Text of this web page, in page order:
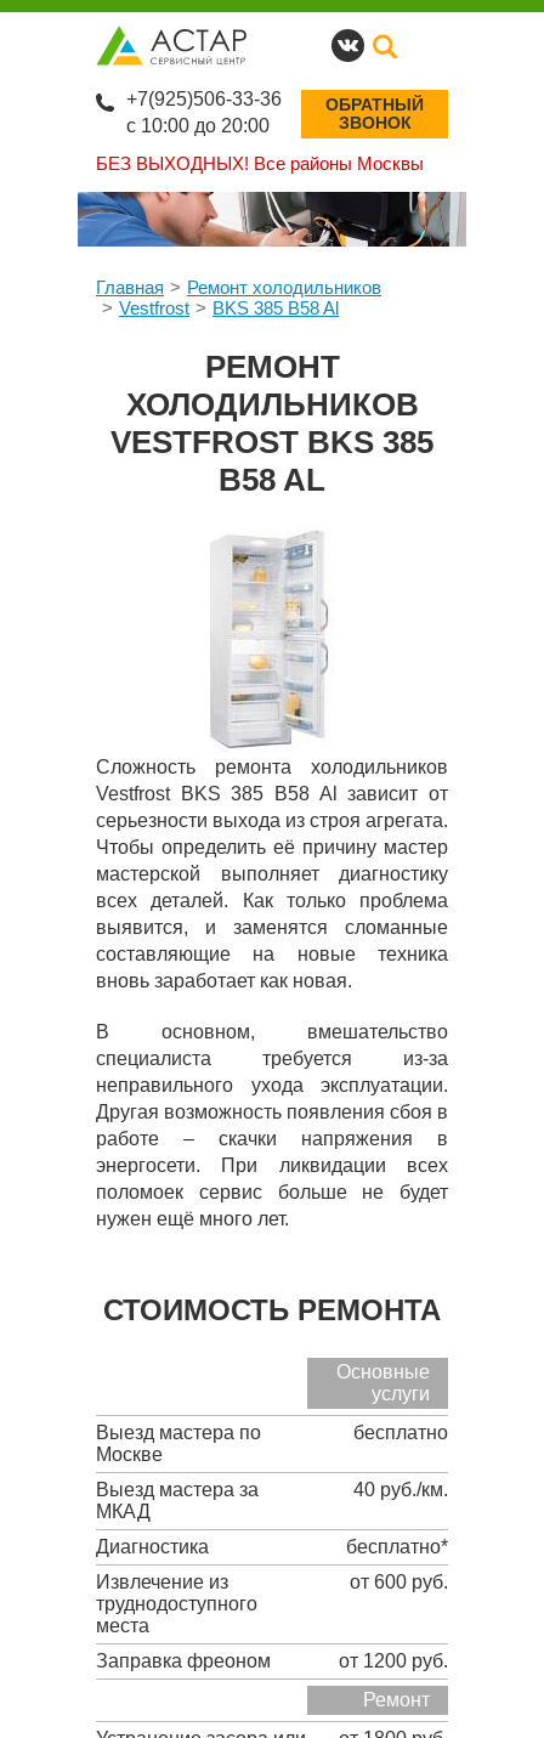
БЕЗ ВЫХОДНЫХ! Все районы Москвы
+7(925)506-33-36
с 10:00 до 20:00
ОБРАТНЫЙ
ЗВОНОК
Главная
Ремонт холодильников
Vestfrost
BKS 385 B58 Al
РЕМОНТ
ХОЛОДИЛЬНИКОВ
VESTFROST BKS 385
B58 AL
Сложность ремонта холодильников
Vestfrost BKS 385 B58 Al зависит от
серьезности выхода из строя агрегата.
Чтобы определить её причину мастер
мастерской выполняет диагностику
всех деталей. Как только проблема
выявится, и заменятся сломанные
составляющие на новые техника
вновь заработает как новая.
В основном, вмешательство
специалиста требуется из-за
неправильного ухода эксплуатации.
Другая возможность появления сбоя в
работе – скачки напряжения в
энергосети. При ликвидации всех
поломоек сервис больше не будет
нужен ещё много лет.
СТОИМОСТЬ РЕМОНТА
Основные
услуги
Выезд мастера по
Москве
бесплатно
Выезд мастера за
МКАД
40 руб./км.
Диагностика
бесплатно*
Извлечение из
труднодоступного
места
от 600 руб.
Заправка фреоном
от 1200 руб.
Ремонт